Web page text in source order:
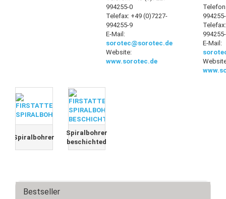
994255-0
Telefax: +49 (0)7227-
994255-9
E-Mail:
sorotec@sorotec.de
Website:
www.sorotec.de
E-Mail:
Spiralbohrer
Spiralbohrer
beschichted
Bestseller